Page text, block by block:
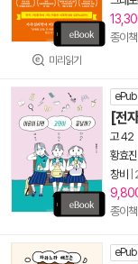
미리읽기
종이책
ePub
[전
고 42
황효진
창비
종이책
ePub